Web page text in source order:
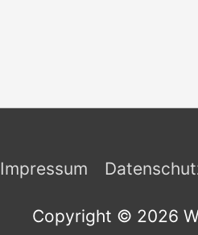
Impressum
Copyright © 2026